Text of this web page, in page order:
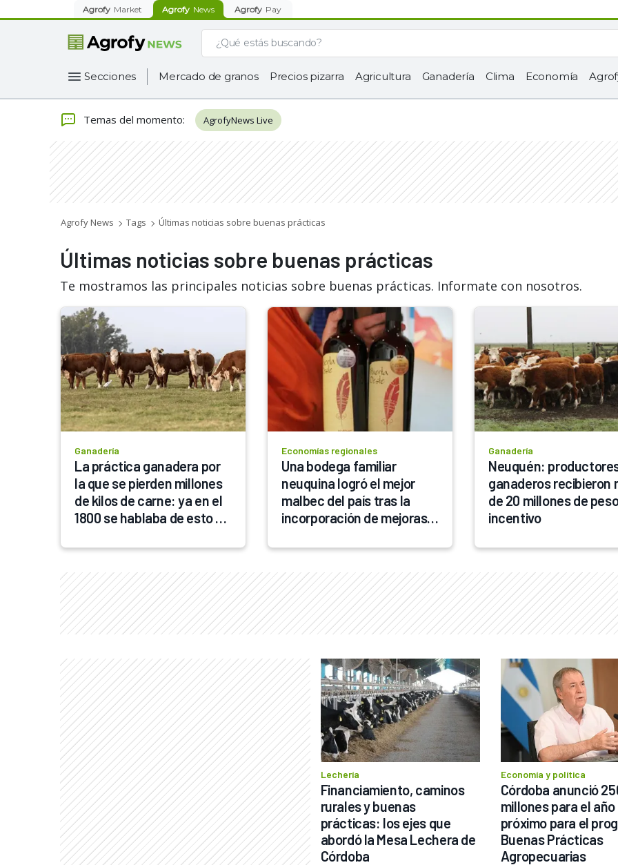
Agrofy Market Agrofy News Agrofy Pay
Secciones Mercado de granos Precios pizarra Agricultura Ganadería Clima Economía
Temas del momento: AgrofyNews Live
Agrofy News Tags Últimas noticias sobre buenas prácticas
Últimas noticias sobre buenas prácticas
Te mostramos las principales noticias sobre buenas prácticas. Informate con nosotros.
Ganadería
La práctica ganadera por
la que se pierden millones
de kilos de carne: ya en el
1800 se hablaba de esto y
Economías regionales
Una bodega familiar
neuquina logró el mejor
malbec del país tras la
incorporación de mejoras
Ganadería
Neuquén:
ganaderos recibieron
de 20 millones de
incentivo
Lechería
Financiamiento, caminos
rurales y buenas
prácticas: los ejes que
abordó la Mesa Lechera de
Córdoba
Economía y política
Córdoba anunció
millones para el año
próximo para el
Buenas Prácticas
Agropecuarias